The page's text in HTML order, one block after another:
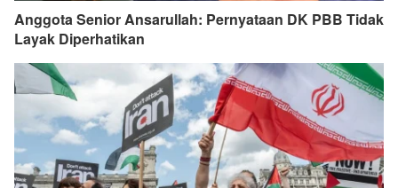
Anggota Senior Ansarullah: Pernyataan DK PBB Tidak
Layak Diperhatikan